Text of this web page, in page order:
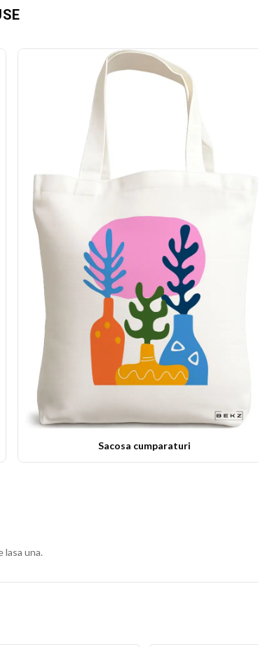
detalii fidele ale ilustratiei originale. Imprimarea prin
expunere indelungata la lumina.
Sacosa cumparaturi
lasa una.